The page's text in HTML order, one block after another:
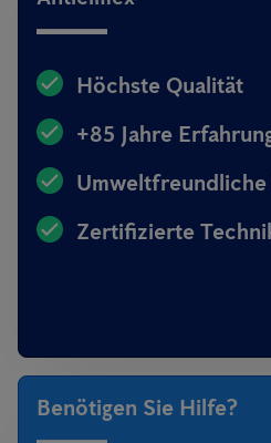
Höchste Qualität
+85 Jahre
Umweltfreundliche
Zertifizierte
Benötigen Sie Hilfe?